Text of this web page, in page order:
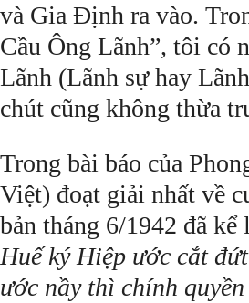
và Gia Ðịnh ra vào.
Cầu Ông Lãnh”, tôi có
Lãnh (Lãnh sự hay
chút cũng không thừa
Trong bài báo của
Việt) đoạt giải nhất về
bản tháng 6/1942 đã kể
Huế ký Hiệp ước cắt
ước nầy thì chính